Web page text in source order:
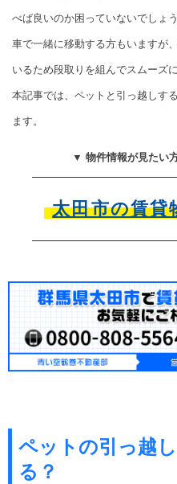
べば良いのか困っていないでしょう
車で一緒に移動する方もいますが
いるため段取りを組んでスムーズ
本記事では、ペットと引っ越しす
ます。
▼ 物件情報が見たい
太田市の賃貸
ペットの引っ越
る？